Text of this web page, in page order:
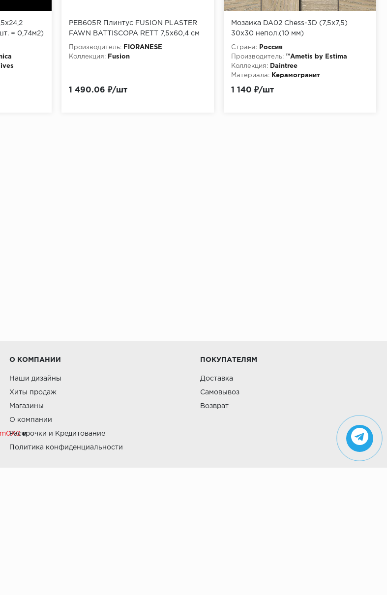
= 0,74м2)
PEB605R Плинтус FUSION PLASTER
FAWN BATTISCOPA RETT 7,5x60,4 см
Производитель:
FIORANESE
Коллекция:
Fusion
1 490.06 ₽/шт
Мозаика DA02 Chess-3D (7,5x7,5)
30x30 непол.(10 мм)
Страна:
Россия
Производитель: ™Ametis by Estima
Коллекция:
Daintree
Материала:
Керамогранит
http://pixmosaic.ruМозаика
1 140 ₽/шт
и
О КОМПАНИИ
Наши дизайны
Хиты продаж
Магазины
О компании
Рассрочки и Кредитование
Политика конфиденциальности
ПОКУПАТЕЛЯМ
Доставка
Самовывоз
Возврат